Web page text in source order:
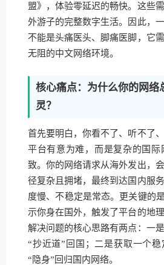
盟》，体验零延迟的畅快。这些
外游子的完整数字生活。因此，
不能是头痛医头、脚痛医脚，它
无阻的中文网络环境。
核心痛点：为什么你的网络
灵？
首先要明白，你看不了、听不了
平台有意为难，而是复杂的国
致。你的网络请求从海外发出，
径复杂且拥堵，最终到达国内服
度慢、不稳定是常态。更关键的
示你身在国外，触发了平台的地
解决问题的核心思路有两点：一
“抄近道”回国；二是获取一个
“隐身”回归国内网络。